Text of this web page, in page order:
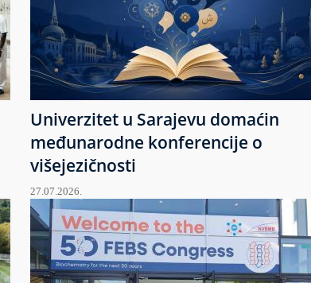
Univerzitet u Sarajevu domaćin
međunarodne konferencije o
višejezičnosti
27.07.2026.